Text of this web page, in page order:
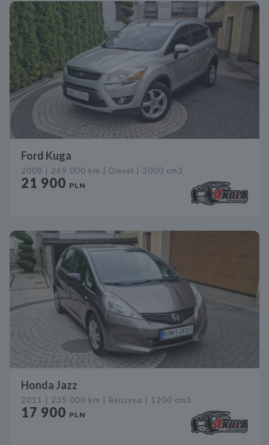
Ford Kuga
2008 | 269 000 km | Diesel | 2000 cm3
21 900 PLN
Honda Jazz
2011 | 235 000 km | Benzyna | 1200 cm3
17 900 PLN